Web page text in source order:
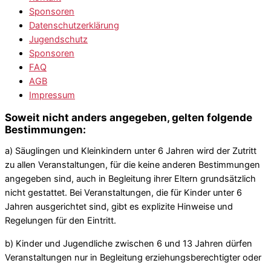
Sponsoren
Datenschutzerklärung
Jugendschutz
Sponsoren
FAQ
AGB
Impressum
Soweit nicht anders angegeben, gelten folgende
Bestimmungen:
a) Säuglingen und Kleinkindern unter 6 Jahren wird der Zutritt
zu allen Veranstaltungen, für die keine anderen Bestimmungen
angegeben sind, auch in Begleitung ihrer Eltern grundsätzlich
nicht gestattet. Bei Veranstaltungen, die für Kinder unter 6
Jahren ausgerichtet sind, gibt es explizite Hinweise und
Regelungen für den Eintritt.
b) Kinder und Jugendliche zwischen 6 und 13 Jahren dürfen
Veranstaltungen nur in Begleitung erziehungsberechtigter oder